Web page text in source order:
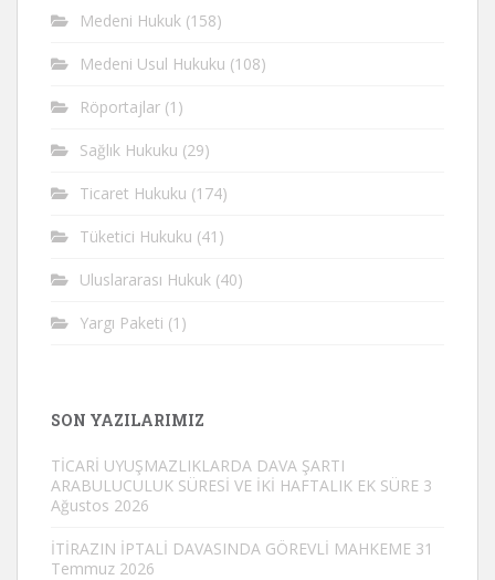
Medeni Hukuk (158)
Medeni Usul Hukuku (108)
Röportajlar (1)
Sağlık Hukuku (29)
Ticaret Hukuku (174)
Tüketici Hukuku (41)
Uluslararası Hukuk (40)
Yargı Paketi (1)
SON YAZILARIMIZ
TİCARİ UYUŞMAZLIKLARDA DAVA ŞARTI
ARABULUCULUK SÜRESİ VE İKİ HAFTALIK EK SÜRE 3
Ağustos 2026
İTİRAZIN İPTALİ DAVASINDA GÖREVLİ MAHKEME 31
Temmuz 2026